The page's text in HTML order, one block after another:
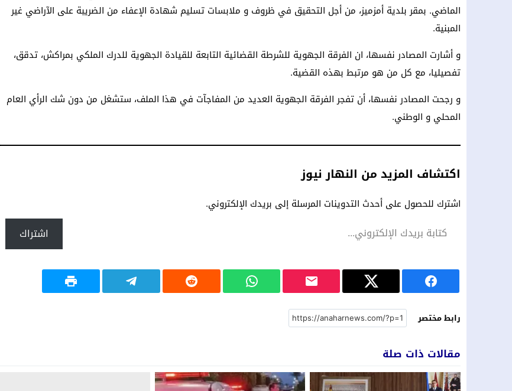
الماضي. بمقر بلدية أمزميز، من أجل التحقيق في ظروف و ملابسات تسليم شهادة الإعفاء من الضريبة على الآراضي غير
المبنية.
و أشارت المصادر نفسها، ان الفرقة الجهوية للشرطة القضائية التابعة للقيادة الجهوية للدرك الملكي بمراكش، تدقق،
تفصيليا، مع كل من هو مرتبط بهذه القضية.
و رجحت المصادر نفسها، أن تفجر الفرقة الجهوية العديد من المفاجآت في هذا الملف، ستشغل من دون شك الرأي العام
المحلي و الوطني.
اكتشاف المزيد من النهار نيوز
اشترك للحصول على أحدث التدوينات المرسلة إلى بريدك الإلكتروني.
اشتراك
رابط مختصر
مقالات ذات صلة